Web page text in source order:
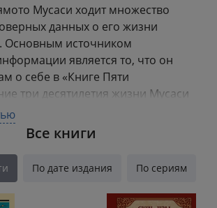
Мусаси ходит множество
данных о его жизни
Основным источником
является то, что он
о себе в «Книге Пяти
три десятилетия жизни Мусаси
и преподаванию своего
Хотя Мусаси занимался также
он всю жизнь шел путем
в период раздоров,
смертельных битв и в итоге
Все книги
По дате издания По сериям